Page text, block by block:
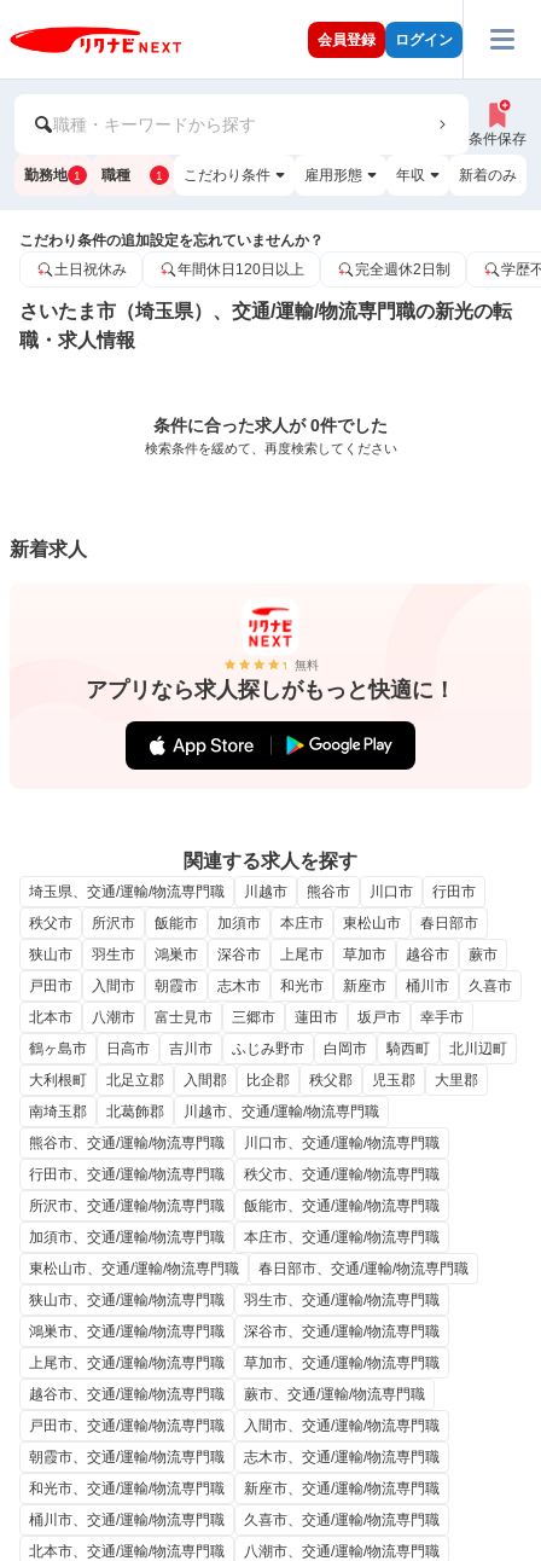
会員登録 ログイン
職種・キーワードから探す
条件保存
勤務地 1 職種 1 こだわり条件 雇用形態 年収 新着のみ
こだわり条件の追加設定を忘れていませんか？
土日祝休み
年間休日120日以上 完全週休2日制 学歴
さいたま市（埼玉県）、交通/運輸/物流専門職の新光の転
職・求人情報
条件に合った求人が 0件でした
検索条件を緩めて、再度検索してください
新着求人
無料
アプリなら求人探しがもっと快適に！
関連する求人を探す
埼玉県、交通/運輸/物流専門職 川越市 熊谷市 川口市
行田市
秩父市
所沢市 飯能市 加須市 本庄市 東松山市
春日部市
狭山市
羽生市 鴻巣市 深谷市 上尾市 草加市 越谷市
蕨市
戸田市
入間市 朝霞市 志木市 和光市 新座市 桶川市
久喜市
北本市
八潮市 富士見市 三郷市 蓮田市 坂戸市
幸手市
鶴ヶ島市
日高市 吉川市 ふじみ野市 白岡市 騎西町
北川辺町
大利根町
北足立郡 入間郡 比企郡 秩父郡 児玉郡
大里郡
南埼玉郡
北葛飾郡
川越市、交通/運輸/物流専門職
熊谷市、交通/運輸/物流専門職
川口市、交通/運輸/物流専門職
行田市、交通/運輸/物流専門職
秩父市、交通/運輸/物流専門職
所沢市、交通/運輸/物流専門職
飯能市、交通/運輸/物流専門職
加須市、交通/運輸/物流専門職
本庄市、交通/運輸/物流専門職
東松山市、交通/運輸/物流専門職
春日部市、交通/運輸/物流専門職
狭山市、交通/運輸/物流専門職
羽生市、交通/運輸/物流専門職
鴻巣市、交通/運輸/物流専門職
深谷市、交通/運輸/物流専門職
上尾市、交通/運輸/物流専門職
草加市、交通/運輸/物流専門職
越谷市、交通/運輸/物流専門職
蕨市、交通/運輸/物流専門職
戸田市、交通/運輸/物流専門職
入間市、交通/運輸/物流専門職
朝霞市、交通/運輸/物流専門職
志木市、交通/運輸/物流専門職
和光市、交通/運輸/物流専門職
新座市、交通/運輸/物流専門職
桶川市、交通/運輸/物流専門職
久喜市、交通/運輸/物流専門職
北本市、交通/運輸/物流専門職
八潮市、交通/運輸/物流専門職